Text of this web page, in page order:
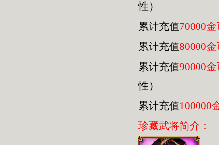
性）
累计充值70000
累计充值80000
累计充值90000
性）
累计充值100000
珍藏武将简介：